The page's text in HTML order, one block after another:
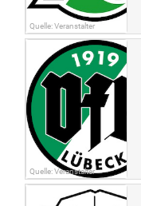
Quelle: Veranstalter
Quelle: Veranstalter